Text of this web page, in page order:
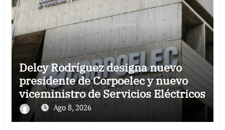
Delcy Rodríguez designa nuevo
presidente de Corpoelec y nuevo
viceministro de Servicios Eléctricos
Ago 8, 2026